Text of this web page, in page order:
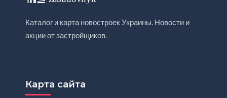
Каталог и карта новостроек Украины. Новости и
акции от застройщиков.
Карта сайта